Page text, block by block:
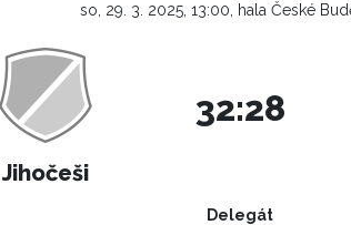
so, 29. 3. 2025, 13:00, hala České
Jihočeši
32:28
Delegát